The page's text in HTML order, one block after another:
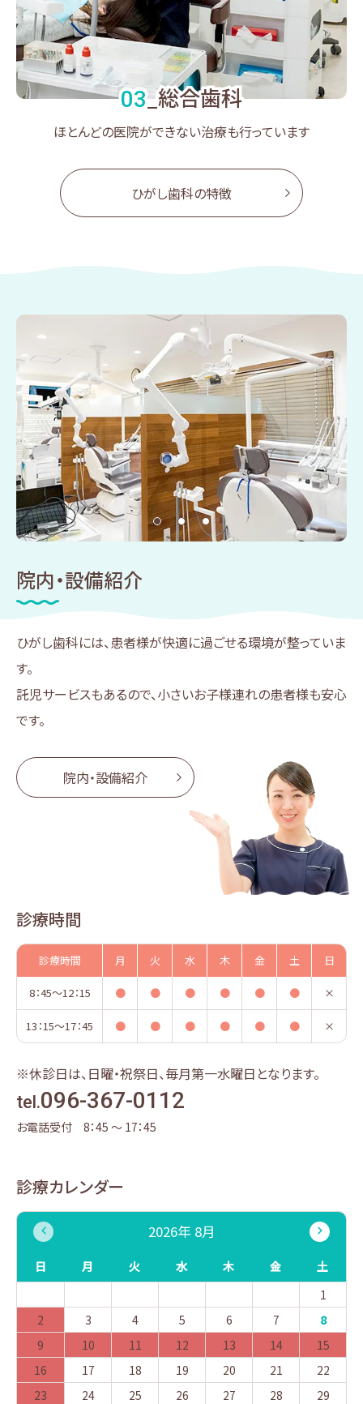
03_総合歯科
ほとんどの医院ができない治療も行っています
ひがし歯科の特徴
院内・設備紹介
ひがし歯科には、患者様が快適に過ごせる環境が整っていま
す。
託児サービスもあるので、小さいお子様連れの患者様も安心
です。
院内・設備紹介
診療時間
診療時間 月 火 水 木 金 土 日
8：45〜12：15 ● ● ● ● ● ● ×
13：15〜17：45 ● ● ● ● ● ● ×
※休診日は、日曜・祝祭日、毎月第一水曜日となります。
tel.096-367-0112
お電話受付 8：45 〜 17：45
診療カレンダー
2026年 8月
日 月 火 水 木 金
土
1
2
3 4 5 6 7
8
9
10 11 12 13 14
15
16
17 18 19 20 21
22
23
24 25 26 27 28
29